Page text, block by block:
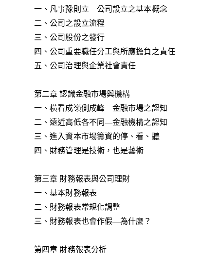
一、凡事豫則立—公司設立之基本概念
二、公司之設立流程
三、公司股份之發行
四、公司重要職任分工與所應擔負之責任
五、公司治理與企業社會責任
第二章 認識金融市場與機構
一、橫看成嶺側成峰—金融市場之認知
二、遠近高低各不同—金融機構之認知
三、進入資本市場籌資的停、看、聽
四、財務管理是技術，也是藝術
第三章 財務報表與公司理財
一、基本財務報表
二、財務報表常規化調整
三、財務報表也會作假—為什麼？
第四章 財務報表分析